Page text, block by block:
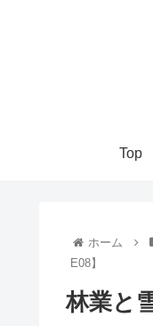
Top
ホーム
E08】
林業と